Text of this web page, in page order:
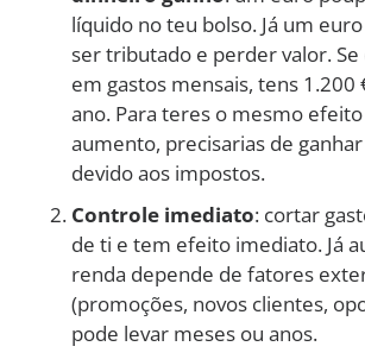
líquido no teu bolso. Já um
ser tributado e perder valor.
em gastos mensais, tens 1.200
ano. Para teres o mesmo
aumento, precisarias de
devido aos impostos.
Controle imediato: cortar
de ti e tem efeito imediato. Já
renda depende de fatores
(promoções, novos clientes,
pode levar meses ou anos.